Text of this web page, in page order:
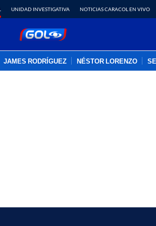
UNIDAD INVESTIGATIVA NOTICIAS CARACOL EN VIVO
JAMES RODRÍGUEZ NÉSTOR LORENZO